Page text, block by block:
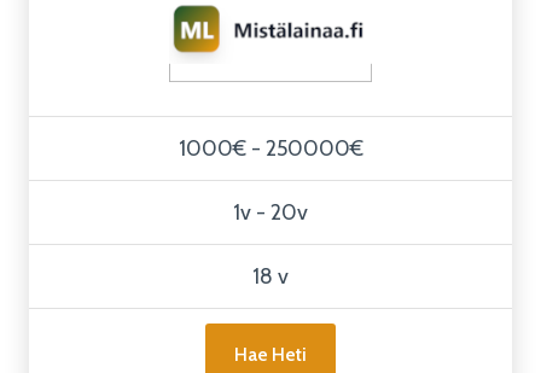
1000€ - 250000€
1v - 20v
18 v
Hae Heti